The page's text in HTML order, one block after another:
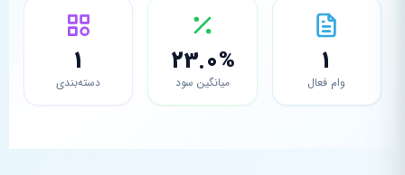
1
وام فعال
23.0%
میانگین سود
1
دسته‌بندی